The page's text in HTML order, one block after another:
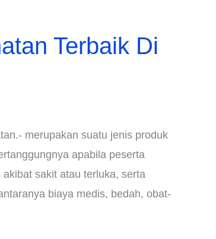
Terbaik Di
merupakan suatu jenis produk
apabila peserta
sakit atau terluka, serta
biaya medis, bedah, obat-